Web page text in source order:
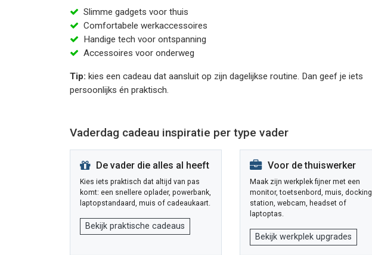
Slimme gadgets voor thuis
Comfortabele werkaccessoires
Handige tech voor ontspanning
Accessoires voor onderweg
Tip: kies een cadeau dat aansluit op zijn dagelijkse routine. Dan geef je iets
persoonlijks én praktisch.
Vaderdag cadeau inspiratie per type vader
De vader die alles al heeft
Kies iets praktisch dat altijd van pas
komt: een snellere oplader, powerbank,
laptopstandaard, muis of cadeaukaart.
Bekijk praktische cadeaus
Voor de thuiswerker
Maak zijn werkplek fijner met een
monitor, toetsenbord, muis, docking
station, webcam, headset of
laptoptas.
Bekijk werkplek upgrades